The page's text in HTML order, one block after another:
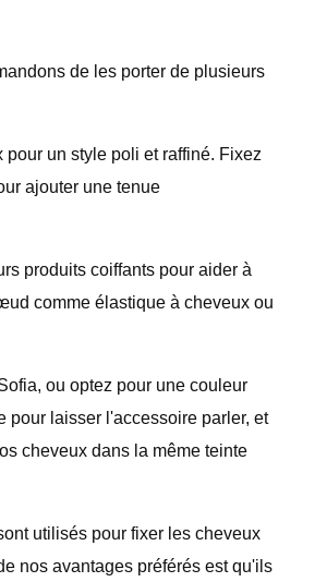
de les porter de plusieurs
un style poli et raffiné. Fixez
ajouter une tenue
produits coiffants pour aider à
comme élastique à cheveux ou
ou optez pour une couleur
pour laisser l'accessoire parler, et
cheveux dans la même teinte
utilisés pour fixer les cheveux
nos avantages préférés est qu'ils